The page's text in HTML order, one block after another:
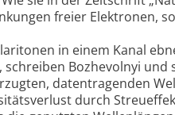
freier Elektronen,
in einem Kanal
schreiben Bozhevolnyi
datentragenden
durch